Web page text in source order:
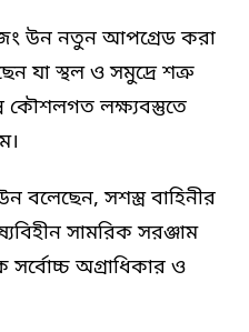
উন নতুন আপগ্রেড করা
যা স্থল ও সমুদ্রে শত্রু
কৌশলগত লক্ষ্যবস্তুতে
বলেছেন, সশস্ত্র বাহিনীর
সামরিক সরঞ্জাম
সর্বোচ্চ অগ্রাধিকার ও